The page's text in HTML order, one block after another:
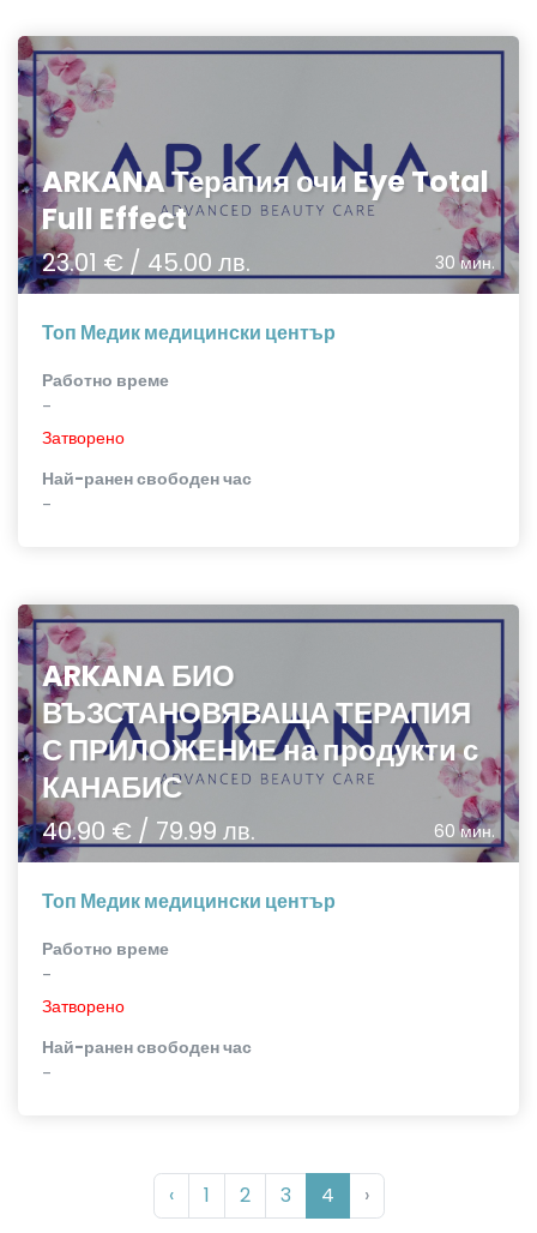
ARKANA Терапия очи Eye Total
Full Effect
23.01 € / 45.00 лв. 30 мин.
Топ Медик медицински център
Работно време
-
Затворено
Най-ранен свободен час
-
ARKANA БИО
ВЪЗСТАНОВЯВАЩА ТЕРАПИЯ
С ПРИЛОЖЕНИЕ на продукти с
КАНАБИС
40.90 € / 79.99 лв. 60 мин.
Топ Медик медицински център
Работно време
-
Затворено
Най-ранен свободен час
-
‹ 1 2 3 4 ›